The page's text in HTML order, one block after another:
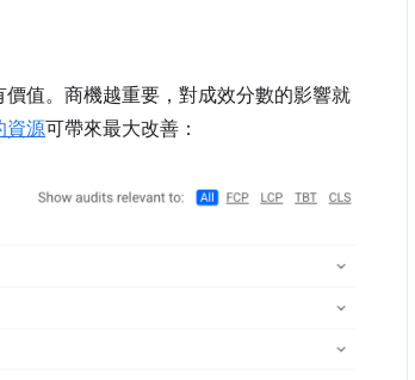
值。商機越重要，對成效分數的影響就
資源可帶來最大改善：